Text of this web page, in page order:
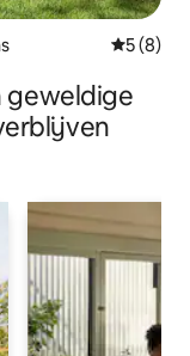
5 (8)
geweldige